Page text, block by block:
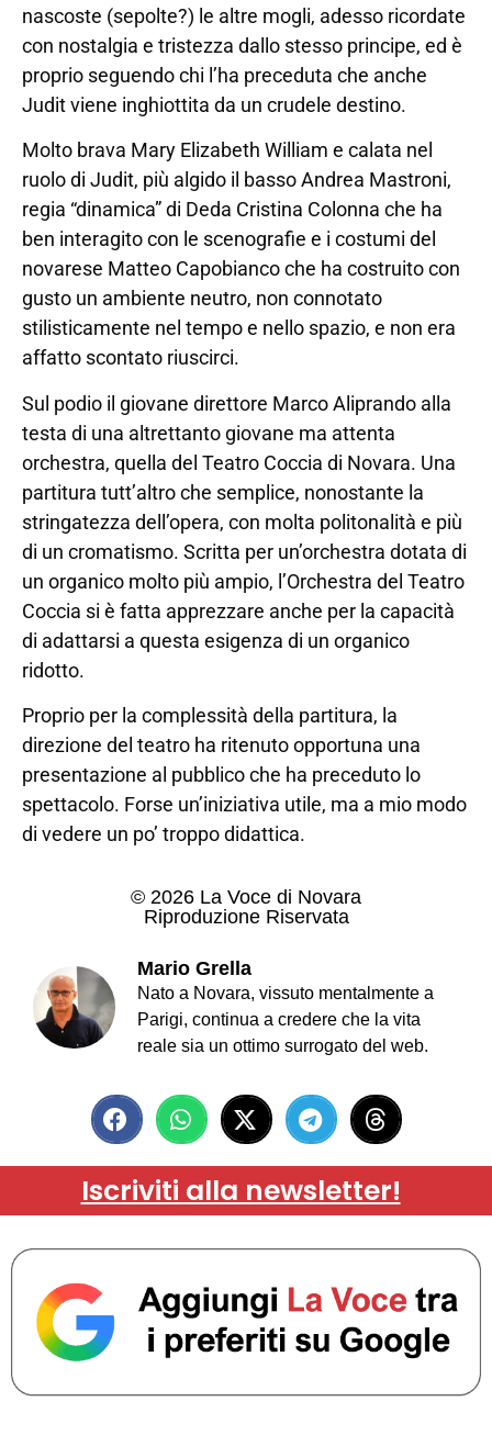
nascoste (sepolte?) le altre mogli, adesso ricordate
con nostalgia e tristezza dallo stesso principe, ed è
proprio seguendo chi l’ha preceduta che anche
Judit viene inghiottita da un crudele destino.
Molto brava Mary Elizabeth William e calata nel
ruolo di Judit, più algido il basso Andrea Mastroni,
regia “dinamica” di Deda Cristina Colonna che ha
ben interagito con le scenografie e i costumi del
novarese Matteo Capobianco che ha costruito con
gusto un ambiente neutro, non connotato
stilisticamente nel tempo e nello spazio, e non era
affatto scontato riuscirci.
Sul podio il giovane direttore Marco Aliprando alla
testa di una altrettanto giovane ma attenta
orchestra, quella del Teatro Coccia di Novara. Una
partitura tutt’altro che semplice, nonostante la
stringatezza dell’opera, con molta politonalità e più
di un cromatismo. Scritta per un’orchestra dotata di
un organico molto più ampio, l’Orchestra del Teatro
Coccia si è fatta apprezzare anche per la capacità
di adattarsi a questa esigenza di un organico
ridotto.
Proprio per la complessità della partitura, la
direzione del teatro ha ritenuto opportuna una
presentazione al pubblico che ha preceduto lo
spettacolo. Forse un’iniziativa utile, ma a mio modo
di vedere un po’ troppo didattica.
© 2026 La Voce di Novara
Riproduzione Riservata
Mario Grella
Nato a Novara, vissuto mentalmente a
Parigi, continua a credere che la vita
reale sia un ottimo surrogato del web.
Iscriviti alla newsletter!